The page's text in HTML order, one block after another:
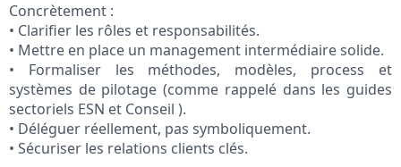
Concrètement :
• Clarifier les rôles et responsabilités.
• Mettre en place un management intermédiaire solide.
• Formaliser les méthodes, modèles, process et
systèmes de pilotage (comme rappelé dans les guides
sectoriels ESN et Conseil ).
• Déléguer réellement, pas symboliquement.
• Sécuriser les relations clients clés.